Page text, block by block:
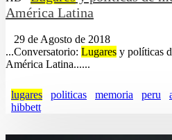
América Latina
29 de Agosto de 2018
...Conversatorio: Lugares y políticas
América Latina......
lugares politicas memoria peru
hibbett